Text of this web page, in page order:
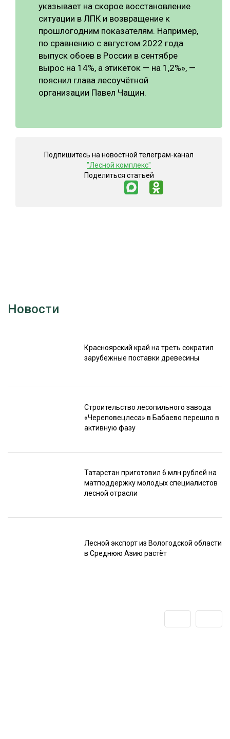
указывает на скорое восстановление
ситуации в ЛПК и возвращение к
прошлогодним показателям. Например,
по сравнению с августом 2022 года
выпуск обоев в России в сентябре
вырос на 14%, а этикеток — на 1,2%», —
пояснил глава лесоучётной
организации Павел Чащин.
Подпишитесь на новостной телеграм-канал
"Лесной комплекс"
Поделиться статьей
Новости
Красноярский край на треть сократил
зарубежные поставки древесины
Строительство лесопильного завода
«Череповецлеса» в Бабаево перешло в
активную фазу
Татарстан приготовил 6 млн рублей на
матподдержку молодых специалистов
лесной отрасли
Лесной экспорт из Вологодской области
в Среднюю Азию растёт